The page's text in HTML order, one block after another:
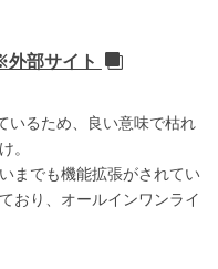
部サイト
いるため、良い意味で枯れ
。
までも機能拡張がされてい
おり、オールインワンライ